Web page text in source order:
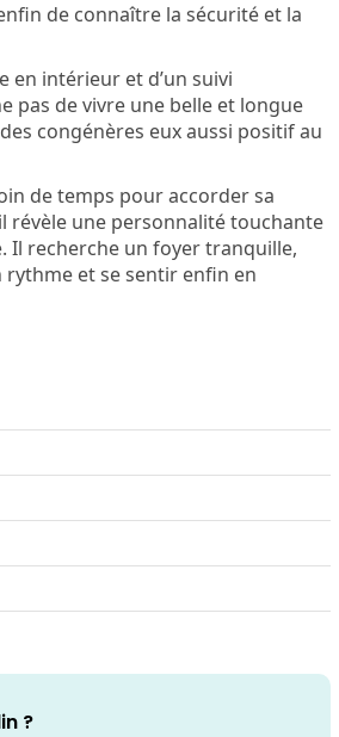
de connaître la sécurité et la
en intérieur et d’un suivi
pas de vivre une belle et longue
congénères eux aussi positif au
de temps pour accorder sa
révèle une personnalité touchante
Il recherche un foyer tranquille,
rythme et se sentir enfin en
?